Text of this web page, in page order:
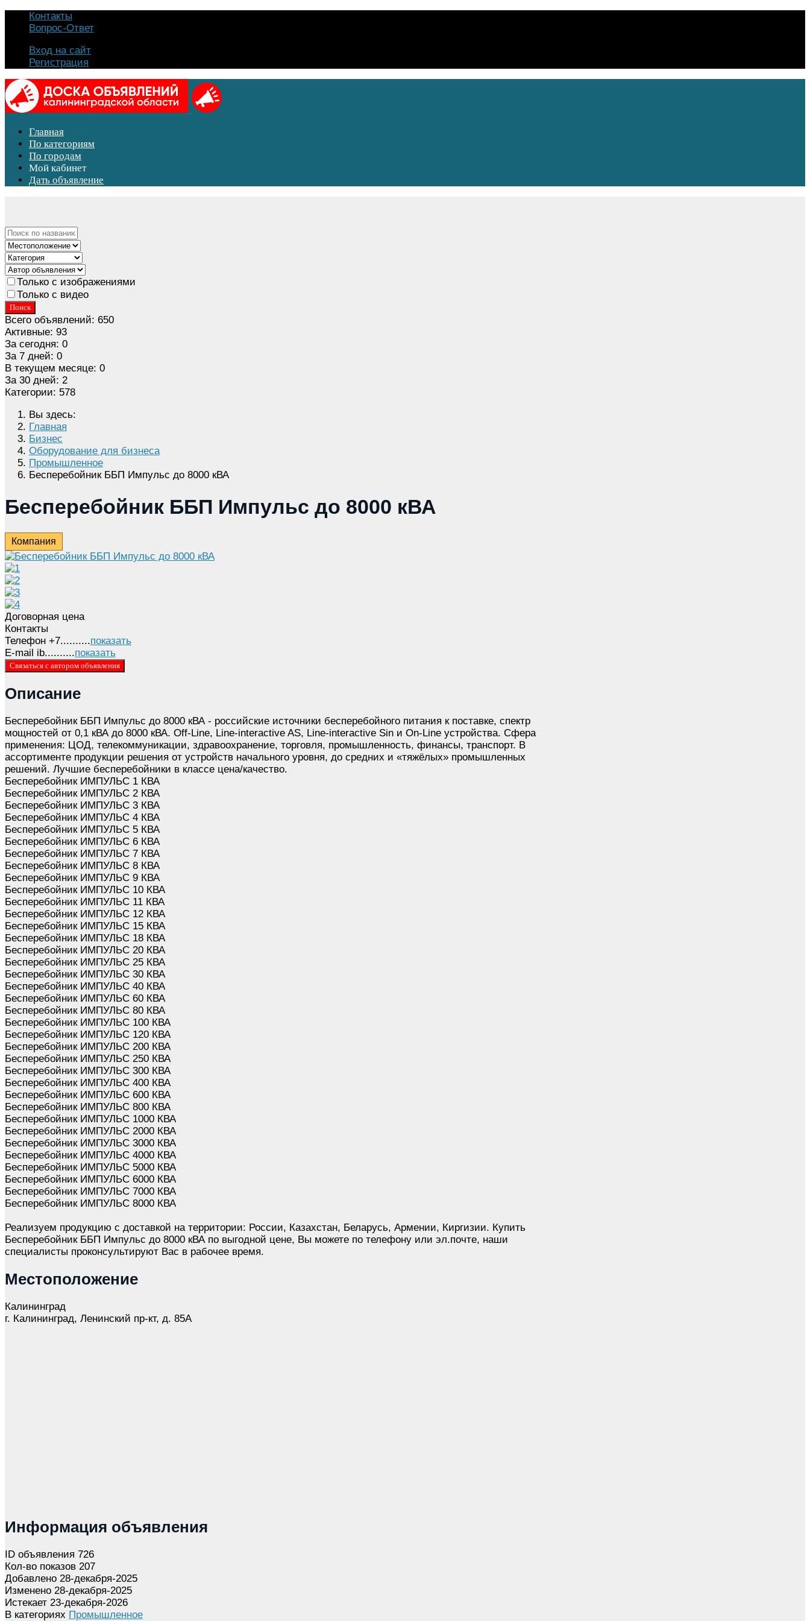
Контакты
Вопрос-Ответ
Вход на сайт
Регистрация
Главная
По категориям
По городам
Мой кабинет
Дать объявление
Только с изображениями
Только с видео
Поиск
Всего объявлений: 650
Активные: 93
За сегодня: 0
За 7 дней: 0
В текущем месяце: 0
За 30 дней: 2
Категории: 578
Вы здесь:
Главная
Бизнес
Оборудование для бизнеса
Промышленное
Бесперебойник ББП Импульс до 8000 кВА
Бесперебойник ББП Импульс до 8000 кВА
Компания
Договорная цена
Контакты
Телефон +7..........показать
E-mail ib..........показать
Связаться с автором объявления
Описание
Бесперебойник ББП Импульс до 8000 кВА - российские источники бесперебойного питания к поставке, спектр
мощностей от 0,1 кВА до 8000 кВА. Off-Line, Line-interactive AS, Line-interactive Sin и On-Line устройства. Сфера
применения: ЦОД, телекоммуникации, здравоохранение, торговля, промышленность, финансы, транспорт. В
ассортименте продукции решения от устройств начального уровня, до средних и «тяжёлых» промышленных
решений. Лучшие бесперебойники в классе цена/качество.
Бесперебойник ИМПУЛЬС 1 КВА
Бесперебойник ИМПУЛЬС 2 КВА
Бесперебойник ИМПУЛЬС 3 КВА
Бесперебойник ИМПУЛЬС 4 КВА
Бесперебойник ИМПУЛЬС 5 КВА
Бесперебойник ИМПУЛЬС 6 КВА
Бесперебойник ИМПУЛЬС 7 КВА
Бесперебойник ИМПУЛЬС 8 КВА
Бесперебойник ИМПУЛЬС 9 КВА
Бесперебойник ИМПУЛЬС 10 КВА
Бесперебойник ИМПУЛЬС 11 КВА
Бесперебойник ИМПУЛЬС 12 КВА
Бесперебойник ИМПУЛЬС 15 КВА
Бесперебойник ИМПУЛЬС 18 КВА
Бесперебойник ИМПУЛЬС 20 КВА
Бесперебойник ИМПУЛЬС 25 КВА
Бесперебойник ИМПУЛЬС 30 КВА
Бесперебойник ИМПУЛЬС 40 КВА
Бесперебойник ИМПУЛЬС 60 КВА
Бесперебойник ИМПУЛЬС 80 КВА
Бесперебойник ИМПУЛЬС 100 КВА
Бесперебойник ИМПУЛЬС 120 КВА
Бесперебойник ИМПУЛЬС 200 КВА
Бесперебойник ИМПУЛЬС 250 КВА
Бесперебойник ИМПУЛЬС 300 КВА
Бесперебойник ИМПУЛЬС 400 КВА
Бесперебойник ИМПУЛЬС 600 КВА
Бесперебойник ИМПУЛЬС 800 КВА
Бесперебойник ИМПУЛЬС 1000 КВА
Бесперебойник ИМПУЛЬС 2000 КВА
Бесперебойник ИМПУЛЬС 3000 КВА
Бесперебойник ИМПУЛЬС 4000 КВА
Бесперебойник ИМПУЛЬС 5000 КВА
Бесперебойник ИМПУЛЬС 6000 КВА
Бесперебойник ИМПУЛЬС 7000 КВА
Бесперебойник ИМПУЛЬС 8000 КВА
Реализуем продукцию с доставкой на территории: России, Казахстан, Беларусь, Армении, Киргизии. Купить
Бесперебойник ББП Импульс до 8000 кВА по выгодной цене, Вы можете по телефону или эл.почте, наши
специалисты проконсультируют Вас в рабочее время.
Местоположение
Калининград
г. Калининград, Ленинский пр-кт, д. 85А
Информация объявления
ID объявления 726
Кол-во показов 207
Добавлено 28-декабря-2025
Изменено 28-декабря-2025
Истекает 23-декабря-2026
В категориях Промышленное